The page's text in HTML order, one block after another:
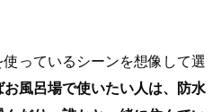
使っているシーンを想像して選
お風呂場で使いたい人は、防水